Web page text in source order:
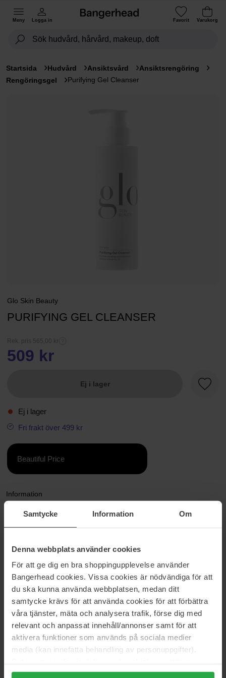
Samtycke Information Om
Denna webbplats använder cookies
För att ge dig en bra shoppingupplevelse använder
Bangerhead cookies. Vissa cookies är nödvändiga för att
du ska kunna använda webbplatsen, medan ditt
samtycke krävs för att använda cookies för att förbättra
våra tjänster, mäta och analysera trafik, förse dig med
relevant och anpassat innehåll/annonser samt för att
aktivera funktioner som används på sociala medier
media (kan innefatta behandling av personuppgifter).
Genom att trycka på "Tillåt alla cookies" accepterar du
Meny Logga in Favorit Varukorg
Startsida Hudvård Ansiktsvård
Ansiktsrengöring
Rengöringsgel
Purifying Gel Cleanser
Glo Skin Beauty
PURIFYING GEL CLEANSER
Rek. pris 565,00 kr
509 kr
Ej i lager
Ej i lager
Fri frakt över 499 kr
Beautiful Price
Information
En icke-komedogen (oljefri och vattenlöslig) och sulfatfri rengöring
skyddar huden.
Rekommenderas för: normal, fet och kombinerad hud.
Storlek: 200 ml
Artikelnummer: 48288
Kategorier:
Startsida
Hudvård
Ansiktsrengöring